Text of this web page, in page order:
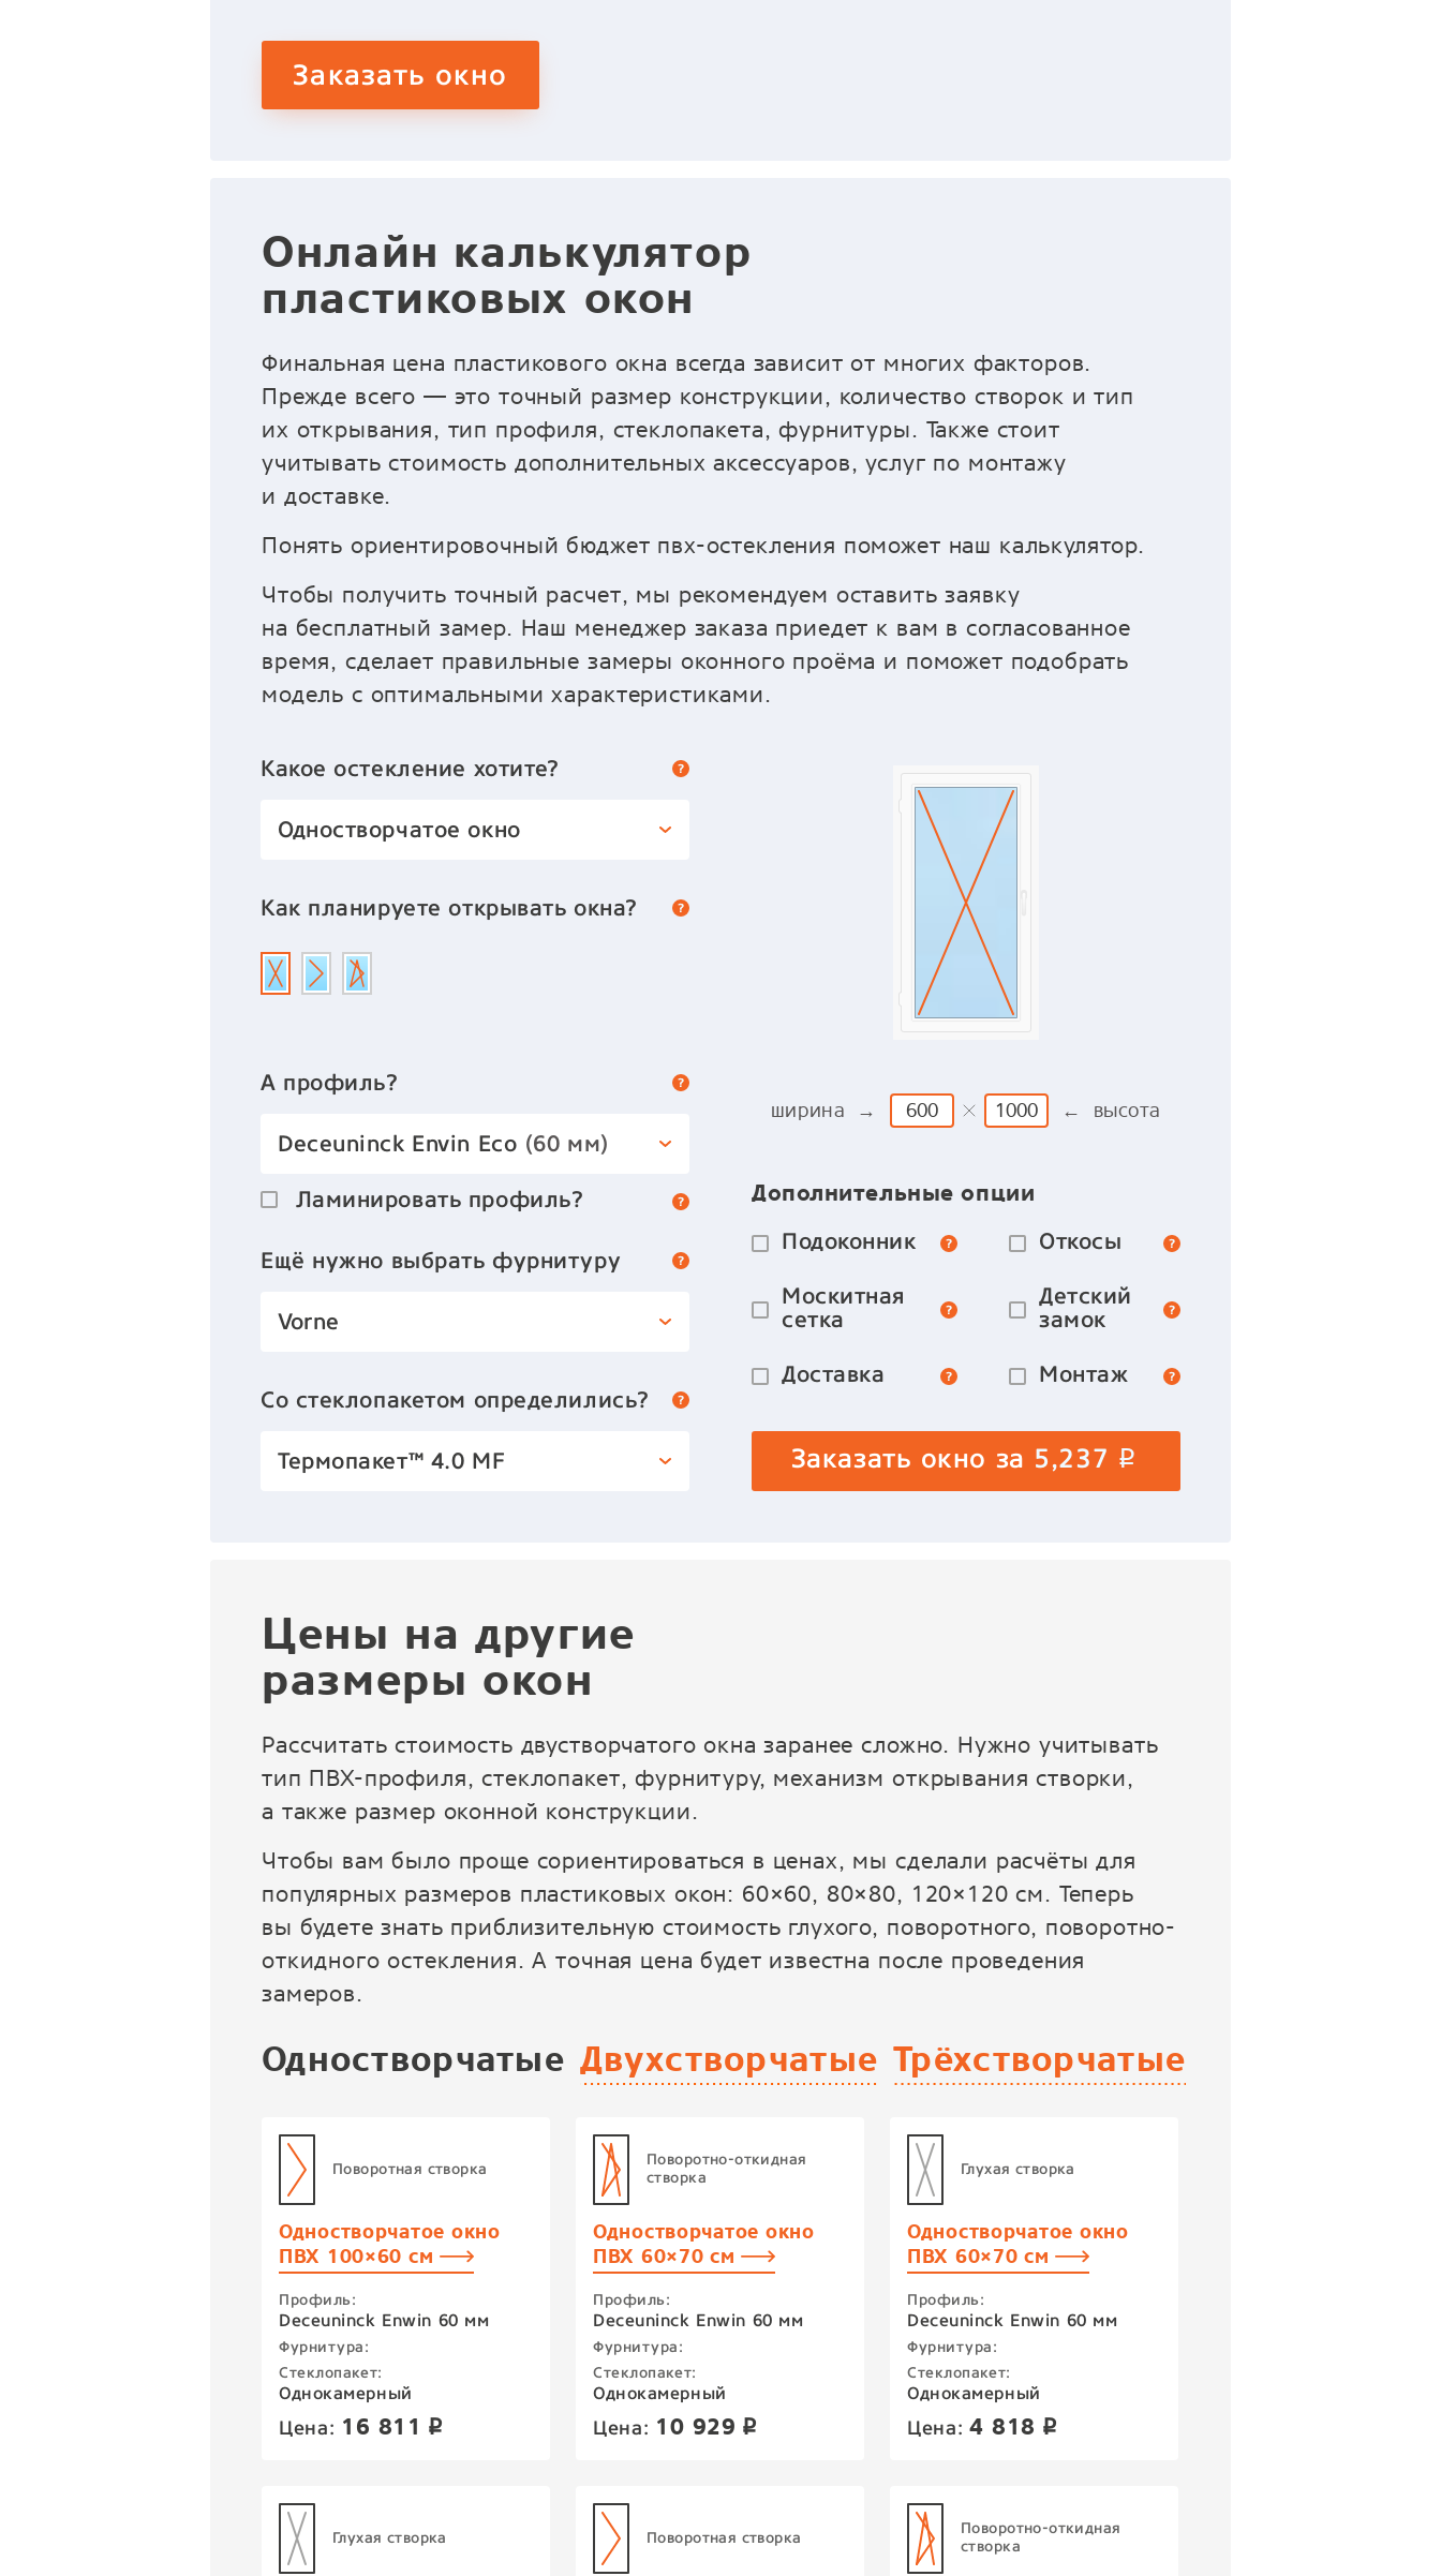
Заказать окно
Онлайн калькулятор
пластиковых окон
Финальная цена пластикового окна всегда зависит от многих факторов.
Прежде всего — это точный размер конструкции, количество створок и тип
их открывания, тип профиля, стеклопакета, фурнитуры. Также стоит
учитывать стоимость дополнительных аксессуаров, услуг по монтажу
и доставке.
Понять ориентировочный бюджет пвх-остекления поможет наш калькулятор.
Чтобы получить точный расчет, мы рекомендуем оставить заявку
на бесплатный замер. Наш менеджер заказа приедет к вам в согласованное
время, сделает правильные замеры оконного проёма и поможет подобрать
модель с оптимальными характеристиками.
Какое остекление хотите?
Одностворчатое окно
Как планируете открывать окна?
А профиль?
Deceuninck Envin Eco (60 мм)
Ламинировать профиль?
Ещё нужно выбрать фурнитуру
Vorne
Со стеклопакетом определились?
Термопакет™ 4.0 MF
ширина → ← высота
Дополнительные опции
Подоконник Откосы
Москитная
сетка
Детский
замок
Доставка Монтаж
Заказать окно за 5,237 p
Цены на другие
размеры окон
Рассчитать стоимость двустворчатого окна заранее сложно. Нужно учитывать
тип ПВХ-профиля, стеклопакет, фурнитуру, механизм открывания створки,
а также размер оконной конструкции.
Чтобы вам было проще сориентироваться в ценах, мы сделали расчёты для
популярных размеров пластиковых окон: 60×60, 80×80, 120×120 см. Теперь
вы будете знать приблизительную стоимость глухого, поворотного, поворотно-
откидного остекления. А точная цена будет известна после проведения
замеров.
Одностворчатые Двухстворчатые Трёхстворчатые
Поворотная створка
Одностворчатое окно
ПВХ 100×60 см
Профиль:
Deceuninck Enwin 60 мм
Фурнитура:
Стеклопакет:
Однокамерный
Цена: 16 811 p
Поворотно-откидная
створка
Одностворчатое окно
ПВХ 60×70 см
Профиль:
Deceuninck Enwin 60 мм
Фурнитура:
Стеклопакет:
Однокамерный
Цена: 10 929 p
Глухая створка
Одностворчатое окно
ПВХ 60×70 см
Профиль:
Deceuninck Enwin 60 мм
Фурнитура:
Стеклопакет:
Однокамерный
Цена:4 818 p
Глухая створка Поворотная створка
Поворотно-откидная
створка